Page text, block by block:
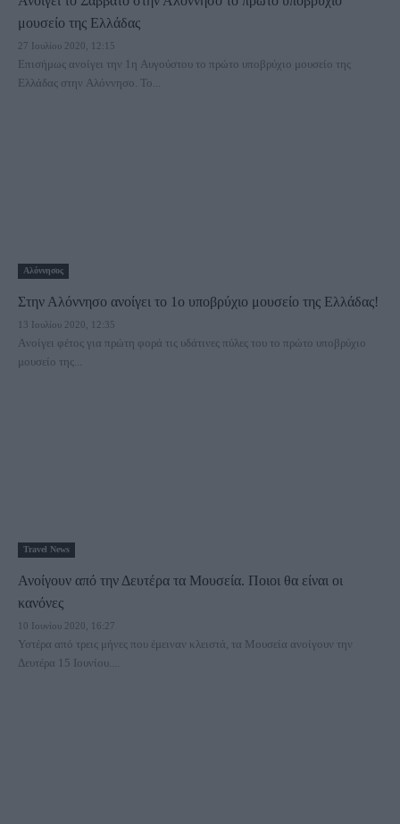
μουσείο της Ελλάδας
27 Ιουλίου 2020, 12:15
Επισήμως ανοίγει την 1η Αυγούστου το πρώτο υποβρύχιο μουσείο της
Ελλάδας στην Αλόννησο. Το...
Αλόννησος
Στην Αλόννησο ανοίγει το 1ο υποβρύχιο μουσείο της Ελλάδας!
13 Ιουλίου 2020, 12:35
Aνοίγει φέτος για πρώτη φορά τις υδάτινες πύλες του το πρώτο υποβρύχιο
μουσείο της...
Travel News
Ανοίγουν από την Δευτέρα τα Μουσεία. Ποιοι θα είναι οι
κανόνες
10 Ιουνίου 2020, 16:27
Υστέρα από τρεις μήνες που έμειναν κλειστά, τα Μουσεία ανοίγουν την
Δευτέρα 15 Ιουνίου....